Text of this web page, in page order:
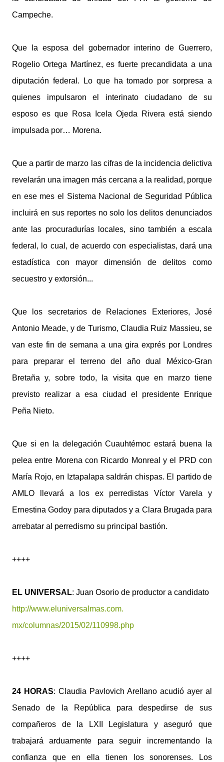
Campeche.
Que la esposa del gobernador interino de Guerrero,
Rogelio Ortega Martínez, es fuerte precandidata a una
diputación federal. Lo que ha tomado por sorpresa a
quienes impulsaron el interinato ciudadano de su
esposo es que Rosa Icela Ojeda Rivera está siendo
impulsada por… Morena.
Que a partir de marzo las cifras de la incidencia delictiva
revelarán una imagen más cercana a la realidad, porque
en ese mes el Sistema Nacional de Seguridad Pública
incluirá en sus reportes no solo los delitos denunciados
ante las procuradurías locales, sino también a escala
federal, lo cual, de acuerdo con especialistas, dará una
estadística con mayor dimensión de delitos como
secuestro y extorsión...
Que los secretarios de Relaciones Exteriores, José
Antonio Meade, y de Turismo, Claudia Ruiz Massieu, se
van este fin de semana a una gira exprés por Londres
para preparar el terreno del año dual México-Gran
Bretaña y, sobre todo, la visita que en marzo tiene
previsto realizar a esa ciudad el presidente Enrique
Peña Nieto.
Que si en la delegación Cuauhtémoc estará buena la
pelea entre Morena con Ricardo Monreal y el PRD con
María Rojo, en Iztapalapa saldrán chispas. El partido de
AMLO llevará a los ex perredistas Víctor Varela y
Ernestina Godoy para diputados y a Clara Brugada para
arrebatar al perredismo su principal bastión.
++++
EL UNIVERSAL: Juan Osorio de productor a candidato
http://www.eluniversalmas.com.
mx/columnas/2015/02/110998.php
++++
24 HORAS: Claudia Pavlovich Arellano acudió ayer al
Senado de la República para despedirse de sus
compañeros de la LXII Legislatura y aseguró que
trabajará arduamente para seguir incrementando la
confianza que en ella tienen los sonorenses. Los